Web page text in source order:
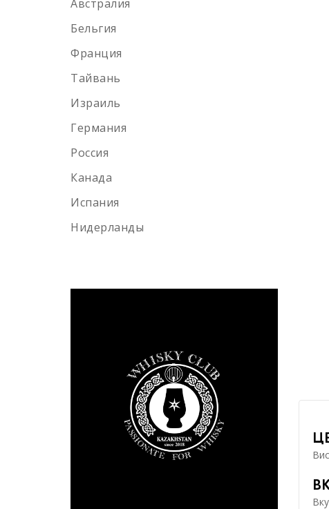
Австралия
Бельгия
Франция
Тайвань
Израиль
Германия
Россия
Канада
Испания
Нидерланды
Купажированный солод
Солодовый
Johnnie walker
Green spot
Old smuggler